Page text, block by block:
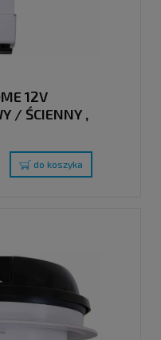
12V
/ ŚCIENNY ,
do koszyka